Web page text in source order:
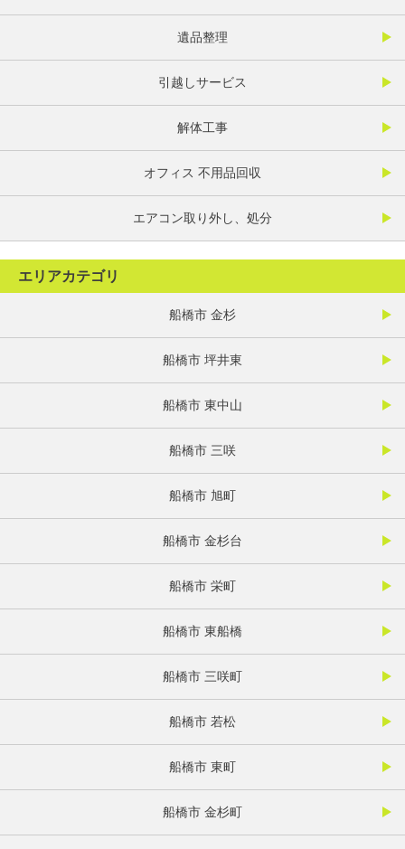
遺品整理
引越しサービス
解体工事
オフィス 不用品回収
エアコン取り外し、処分
エリアカテゴリ
船橋市 金杉
船橋市 坪井東
船橋市 東中山
船橋市 三咲
船橋市 旭町
船橋市 金杉台
船橋市 栄町
船橋市 東船橋
船橋市 三咲町
船橋市 若松
船橋市 東町
船橋市 金杉町